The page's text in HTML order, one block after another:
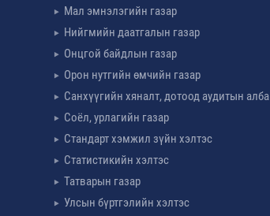
Мал эмнэлэгийн газар
Нийгмийн даатгалын газар
Онцгой байдлын газар
Орон нутгийн өмчийн газар
Санхүүгийн хяналт, дотоод аудитын алба
Соёл, урлагийн газар
Стандарт хэмжил зүйн хэлтэс
Статистикийн хэлтэс
Татварын газар
Улсын бүртгэлийн хэлтэс